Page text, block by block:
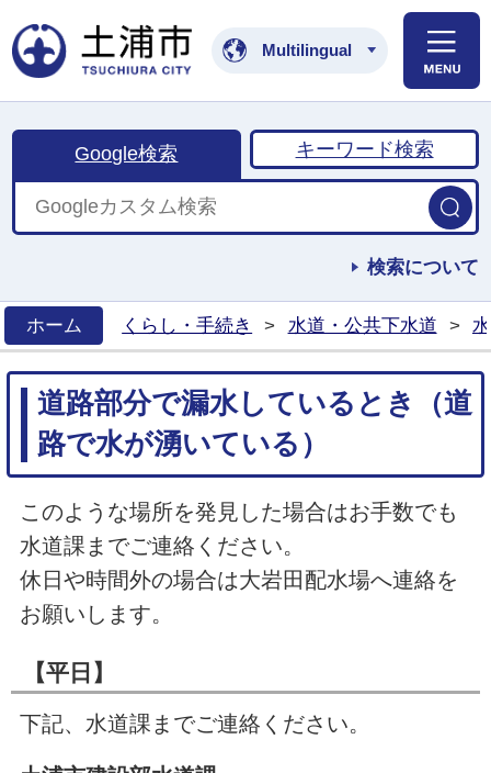
土浦市公式ホームペ
Multilingual
Google検索 キーワード検索
検索について
ホーム
くらし・手続き > 水道・公共下水道 >
道路部分で漏水しているとき（道
路で水が湧いている）
このような場所を発見した場合はお手数でも
水道課までご連絡ください。
休日や時間外の場合は大岩田配水場へ連絡を
お願いします。
【平日】
下記、水道課までご連絡ください。